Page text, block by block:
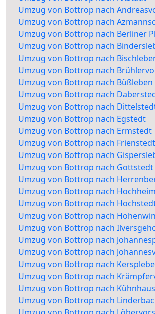
Umzug von Bottrop nach
Umzug von Bottrop nach
Umzug von Bottrop nach Berliner
Umzug von Bottrop nach
Umzug von Bottrop nach
Umzug von Bottrop nach
Umzug von Bottrop nach Büßleben
Umzug von Bottrop nach
Umzug von Bottrop nach
Umzug von Bottrop nach Egstedt
Umzug von Bottrop nach Ermstedt
Umzug von Bottrop nach Frienstedt
Umzug von Bottrop nach
Umzug von Bottrop nach Gottstedt
Umzug von Bottrop nach
Umzug von Bottrop nach Hochheim
Umzug von Bottrop nach
Umzug von Bottrop nach
Umzug von Bottrop nach
Umzug von Bottrop nach
Umzug von Bottrop nach
Umzug von Bottrop nach
Umzug von Bottrop nach
Umzug von Bottrop nach
Umzug von Bottrop nach